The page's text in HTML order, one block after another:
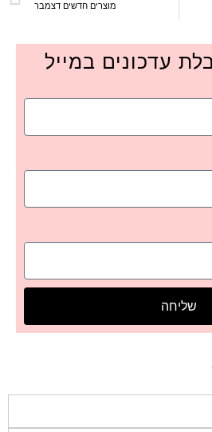
מוצרים חדשים דצמבר
עדכונים במייל
שליחה